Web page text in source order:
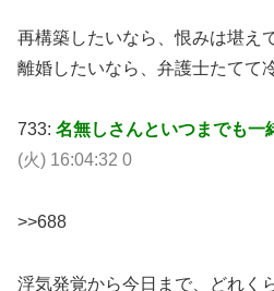
再構築したいなら、恨みは堪え
離婚したいなら、弁護士たてて
733: 名無しさんといつまでも一
(火) 16:04:32 0
>>688
浮気発覚から今日まで、どれく